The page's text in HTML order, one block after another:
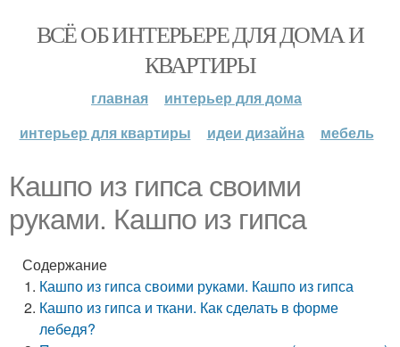
ВСЁ ОБ ИНТЕРЬЕРЕ ДЛЯ ДОМА И
КВАРТИРЫ
главная
интерьер для дома
интерьер для квартиры
идеи дизайна мебель
Кашпо из гипса своими
руками. Кашпо из гипса
Содержание
Кашпо из гипса своими руками. Кашпо из гипса
Кашпо из гипса и ткани. Как сделать в форме
лебедя?